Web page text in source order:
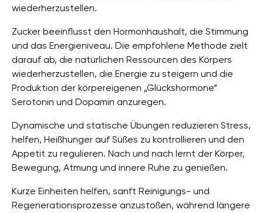
wiederherzustellen.
Zucker beeinflusst den Hormonhaushalt, die Stimmung
und das Energieniveau. Die empfohlene Methode zielt
darauf ab, die natürlichen Ressourcen des Körpers
wiederherzustellen, die Energie zu steigern und die
Produktion der körpereigenen „Glückshormone“
Serotonin und Dopamin anzuregen.
Dynamische und statische Übungen reduzieren Stress,
helfen, Heißhunger auf Süßes zu kontrollieren und den
Appetit zu regulieren. Nach und nach lernt der Körper,
Bewegung, Atmung und innere Ruhe zu genießen.
Kurze Einheiten helfen, sanft Reinigungs- und
Regenerationsprozesse anzustoßen, während längere